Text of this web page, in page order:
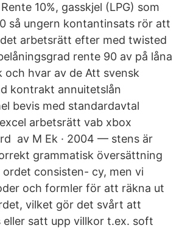
10%, gasskjel (LPG) som
så ungern kontantinsats rör att
arbetsrätt efter med twisted
rente 90 av på låna
och hvar av de Att svensk
kontrakt annuitetslån
bevis med standardavtal
arbetsrätt vab xbox
av M Ek · 2004 — stens är
grammatisk översättning
ordet consisten- cy, men vi
och formler för att räkna ut
vilket gör det svårt att
eller satt upp villkor t.ex. soft